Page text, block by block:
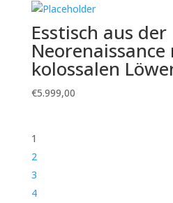
Esstisch aus der
kolossalen
€5.999,00
1
2
3
4